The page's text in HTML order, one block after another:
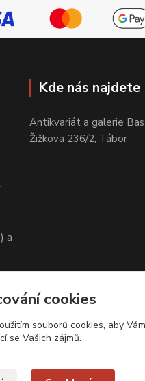
a
Kde nás najdete
Antikvariát a galerie
Žižkova 236/2, Tábor
sběr cookies.
cookies
souborů cookies, aby
se Vašich zájmů.